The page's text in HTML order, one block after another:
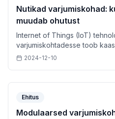
Nutikad varjumiskohad:
muudab ohutust
Internet of Things (IoT)
varjumiskohtadesse toob
muudatused ohutuses ja
2024-12-10
Ehitus
Modulaarsed